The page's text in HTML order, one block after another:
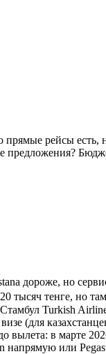
рейсы есть,
дороже, но
тенге, но там
Turkish
(для
вылета: в марте
или